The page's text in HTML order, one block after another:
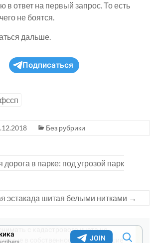
в ответ на первый запрос. То есть
не боятся.
дальше.
Подписаться
фссп
Без рубрики
в парке: под угрозой парк
эстакада шитая белыми нитками →